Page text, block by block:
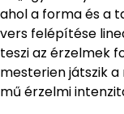
ahol a forma és a
vers felépítése
teszi az érzelmek
mesterien játszik
mű érzelmi